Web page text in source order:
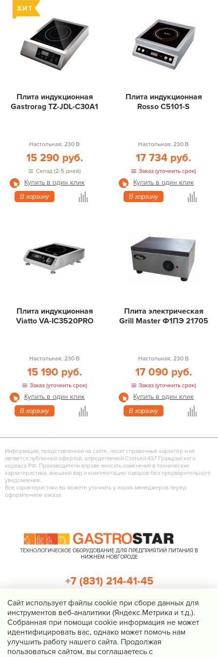
Плита индукционная
Gastrorag TZ-JDL-C30A1
Настольная; 230 В
15 290 руб.
Склад (2-5 дней)
Купить в один клик
В корзину
Плита индукционная
Rosso C5101-S
Настольная; 230 В
17 734 руб.
Заказ (уточнить срок)
Купить в один клик
В корзину
Плита индукционная
Viatto VA-IC3520PRO
Настольная; 230 В
15 190 руб.
Заказ (уточнить срок)
Купить в один клик
В корзину
Плита электрическая
Grill Master Ф1ПЭ 21705
Настольная; 230 В
17 090 руб.
Заказ (уточнить срок)
Купить в один клик
В корзину
Информация, представленная на сайте, носит справочный характер и не
является публичной офертой, определяемой Статьей 437 Гражданского
кодекса РФ. Производители вправе вносить изменения в технические
характеристики, внешний вид и комплектацию товаров без предварительного
уведомления.
Все характеристики вы можете уточнить у наших менеджеров перед
оформлением заказа.
ТЕХНОЛОГИЧЕСКОЕ ОБОРУДОВАНИЕ ДЛЯ ПРЕДПРИЯТИЙ ПИТАНИЯ В
НИЖНЕМ НОВГОРОДЕ
Нижний Новгород, Казанское шоссе, д. 4, корп. 3, пом. 1
info@gastrostar.ru
Политика конфиденциальности
+7 (831) 214-41-45
Перезвоните мне
Cайт использует файлы cookie при сборе данных для
инструментов веб-аналитики (Яндекс.Метрика и т.д.).
Собранная при помощи cookie информация не может
идентифицировать вас, однако может помочь нам
улучшить работу нашего сайта. Продолжая
пользоваться сайтом, вы соглашаетесь с